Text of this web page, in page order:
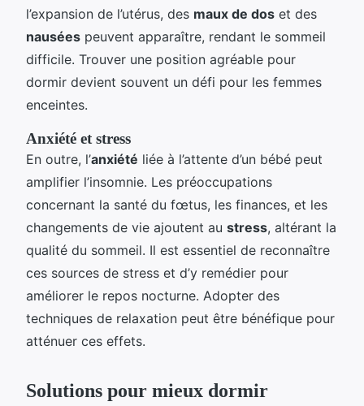
l’expansion de l’utérus, des maux de dos et des
nausées peuvent apparaître, rendant le sommeil
difficile. Trouver une position agréable pour
dormir devient souvent un défi pour les femmes
enceintes.
Anxiété et stress
En outre, l’anxiété liée à l’attente d’un bébé peut
amplifier l’insomnie. Les préoccupations
concernant la santé du fœtus, les finances, et les
changements de vie ajoutent au stress, altérant la
qualité du sommeil. Il est essentiel de reconnaître
ces sources de stress et d’y remédier pour
améliorer le repos nocturne. Adopter des
techniques de relaxation peut être bénéfique pour
atténuer ces effets.
Solutions pour mieux dormir